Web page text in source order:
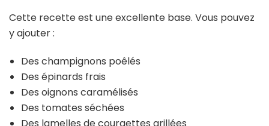
Cette recette est une excellente base. Vous pouvez
y ajouter :
Des champignons poêlés
Des épinards frais
Des oignons caramélisés
Des tomates séchées